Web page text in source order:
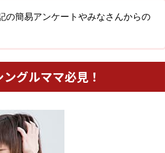
の簡易アンケートやみなさんからの
グルママ必見！